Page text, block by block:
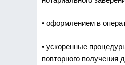
• оформлением в
• ускоренные
повторного получения